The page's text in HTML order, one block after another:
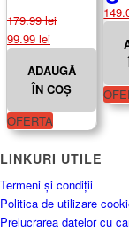
179.99lei
Prețul
inițial
179.99 lei.
99.99 leiPrețul
este:
99.99 lei.
ADAUGĂ
ÎN COȘ
OFERTA
LINKURI UTILE
Termeni și condiții
Politica de utilizare
Prelucrarea datelor cu